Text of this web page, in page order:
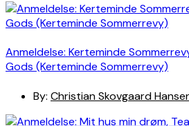
Anmeldelse: Kerteminde
Gods (Kerteminde Sommerrevy)
By: Christian Skovgaard